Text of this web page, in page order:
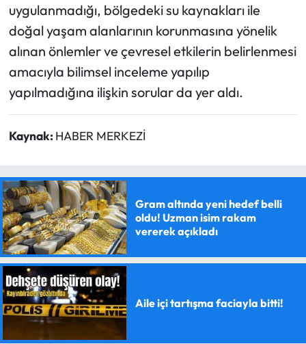
uygulanmadığı, bölgedeki su kaynakları ile
doğal yaşam alanlarının korunmasına yönelik
alınan önlemler ve çevresel etkilerin belirlenmesi
amacıyla bilimsel inceleme yapılıp
yapılmadığına ilişkin sorular da yer aldı.
Kaynak: HABER MERKEZİ
Gram altında yeni hedef belli
oldu! Uzman isim rakam
vererek açıkladı
Aile içi tartışma faciayla bitti!